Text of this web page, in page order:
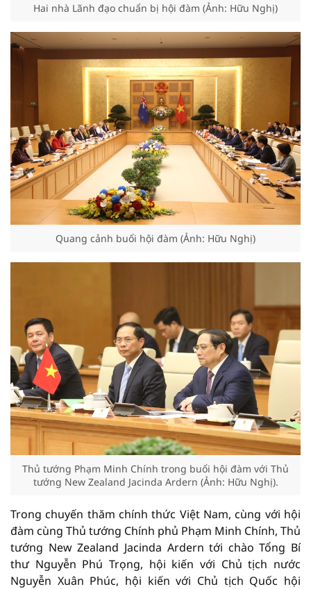
Hai nhà Lãnh đạo chuẩn bị hội đàm (Ảnh: Hữu Nghị)
Quang cảnh buổi hội đàm (Ảnh: Hữu Nghị)
Thủ tướng Phạm Minh Chính trong buổi hội đàm với Thủ
tướng New Zealand Jacinda Ardern (Ảnh: Hữu Nghị).
Trong chuyến thăm chính thức Việt Nam, cùng với hội
đàm cùng Thủ tướng Chính phủ Phạm Minh Chính, Thủ
tướng New Zealand Jacinda Ardern tới chào Tổng Bí
thư Nguyễn Phú Trọng, hội kiến với Chủ tịch nước
Nguyễn Xuân Phúc, hội kiến với Chủ tịch Quốc hội